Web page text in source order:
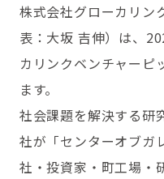
株式会社グローカリン
表：大坂 吉伸）は、
カリンクベンチャーピ
ます。
社会課題を解決する研
社が「センターオブガ
社・投資家・町工場・